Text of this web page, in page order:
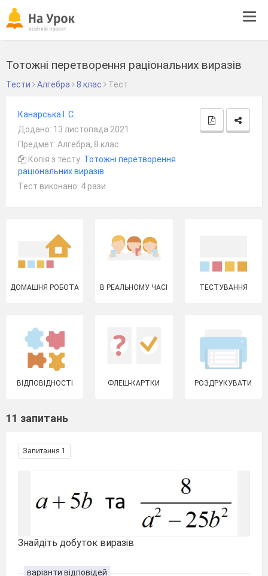
Тотожні перетворення раціональних виразів
Тести Алгебра 8 клас Тест
Канарська І. С.
Додано: 13 листопада 2021
Предмет: Алгебра, 8 клас
Копія з тесту: Тотожні перетворення
раціональних виразів
Тест виконано: 4 рази
ДОМАШНЯ РОБОТА В РЕАЛЬНОМУ ЧАСІ ТЕСТУВАННЯ
ВІДПОВІДНОСТІ ФЛЕШ-КАРТКИ РОЗДРУКУВАТИ
11 запитань
Запитання 1
Знайдіть добуток виразів
варіанти відповідей